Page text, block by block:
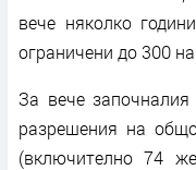
вече няколко
ограничени до 300
За вече
разрешения на
(включително 74